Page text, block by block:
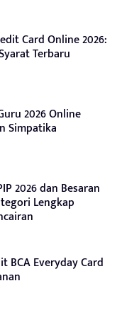
Card Online 2026:
Terbaru
2026 Online
Simpatika
2026 dan Besaran
Lengkap
BCA Everyday Card